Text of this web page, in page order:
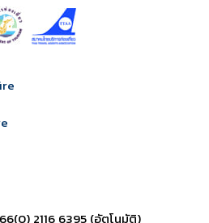
2116 6395 (อัตโนมัติ)